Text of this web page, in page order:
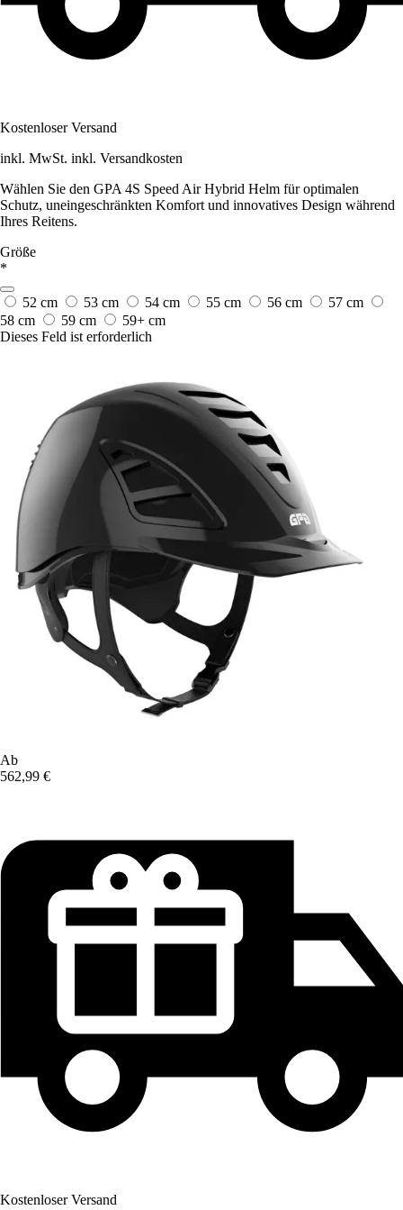
Kostenloser Versand
inkl. MwSt. inkl. Versandkosten
Wählen Sie den GPA 4S Speed Air Hybrid Helm für optimalen
Schutz, uneingeschränkten Komfort und innovatives Design während
Ihres Reitens.
Größe
*
52 cm 53 cm 54 cm 55 cm 56 cm
57 cm
58 cm
59 cm
59+ cm
Dieses Feld ist erforderlich
Ab
562,99 €
Kostenloser Versand